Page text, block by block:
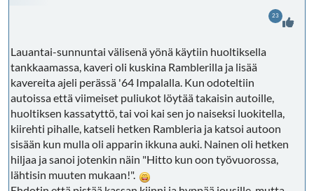
Lauantai-sunnuntai välisenä yönä käytiin huoltiksella
tankkaamassa, kaveri oli kuskina Ramblerilla ja lisää
kavereita ajeli perässä '64 Impalalla. Kun odoteltiin
autoissa että viimeiset puliukot löytää takaisin autoille,
huoltiksen kassatyttö, tai voi kai sen jo naiseksi luokitella,
kiirehti pihalle, katseli hetken Rambleria ja katsoi autoon
sisään kun mulla oli apparin ikkuna auki. Nainen oli hetken
hiljaa ja sanoi jotenkin näin "Hitto kun oon työvuorossa,
lähtisin muuten mukaan!".
23